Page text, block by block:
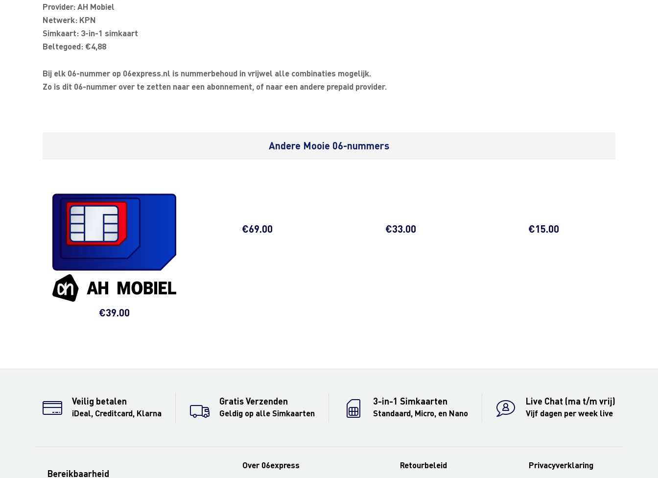
Provider: AH Mobiel
Netwerk: KPN
Simkaart: 3-in-1 simkaart
Beltegoed: €4,88
Bij elk 06-nummer op 06express.nl is nummerbehoud in vrijwel alle combinaties mogelijk.
Zo is dit 06-nummer over te zetten naar een abonnement, of naar een andere prepaid provider.
Andere Mooie 06-nummers
€39.00
€69.00 €33.00 €15.00
Veilig betalen
iDeal, Creditcard, Klarna
Gratis Verzenden
Geldig op alle Simkaarten
3-in-1 Simkaarten
Standaard, Micro, en Nano
Live Chat (ma t/m vrij)
Vijf dagen per week live
Bereikbaarheid
Over 06express
Retourbeleid
Privacyverklaring